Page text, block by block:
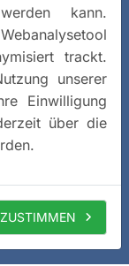
kann.
trackt.
unserer
Einwilligung
über die
ZUSTIMMEN